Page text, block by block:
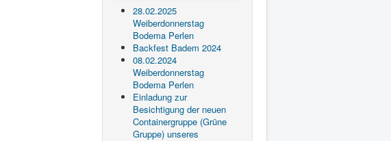
28.02.2025
Weiberdonnerstag
Bodema Perlen
Backfest Badem 2024
08.02.2024
Weiberdonnerstag
Bodema Perlen
Einladung zur
Besichtigung der neuen
Containergruppe (Grüne
Gruppe) unseres